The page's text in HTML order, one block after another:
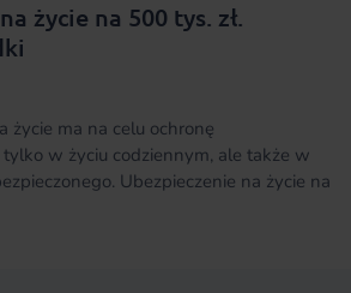
życie na 500 tys. zł.
życie ma na celu ochronę
w życiu codziennym, ale także w
Ubezpieczenie na życie na